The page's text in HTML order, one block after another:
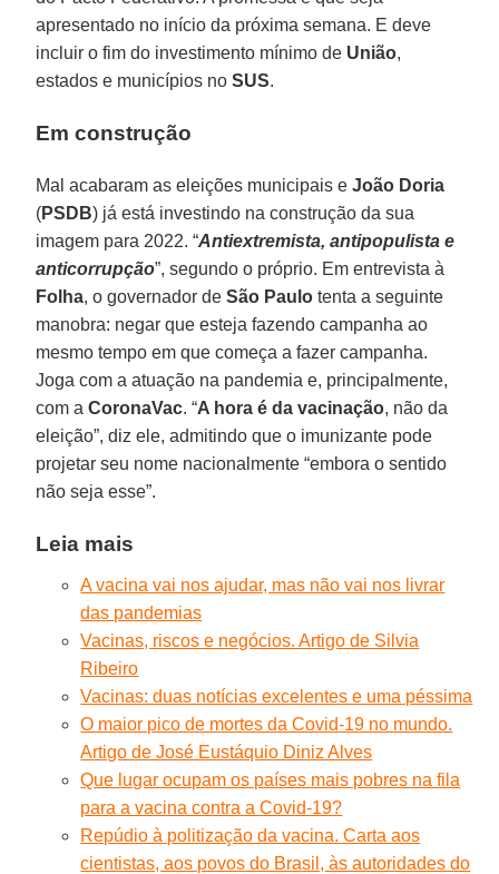
apresentado no início da próxima semana. E deve
incluir o fim do investimento mínimo de União,
estados e municípios noSUS.
Emconstrução
Mal acabaram as eleições municipais eJoão Doria
(PSDB) já está investindo na construção da sua
imagem para 2022. “Antiextremista, antipopulista e
anticorrupção”, segundo o próprio. Em entrevista à
Folha, o governador deSão Paulo tenta a seguinte
manobra: negar que esteja fazendo campanha ao
mesmo tempo em que começa a fazer campanha.
Joga com a atuação na pandemia e, principalmente,
com aCoronaVac. “A hora é da vacinação, não da
eleição”, diz ele, admitindo que o imunizante pode
projetar seu nome nacionalmente “embora o sentido
não seja esse”.
Leia mais
A vacina vai nos ajudar, mas não vai nos livrar
das pandemias
Vacinas, riscos e negócios. Artigo de Silvia
Ribeiro
Vacinas: duas notícias excelentes e uma péssima
O maior pico de mortes da Covid-19 no mundo.
Artigo de José Eustáquio Diniz Alves
Que lugar ocupam os países mais pobres na fila
para a vacina contra a Covid-19?
Repúdio à politização da vacina. Carta aos
cientistas, aos povos do Brasil, às autoridades do